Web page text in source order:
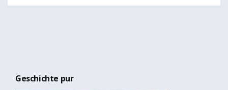
Geschichte pur